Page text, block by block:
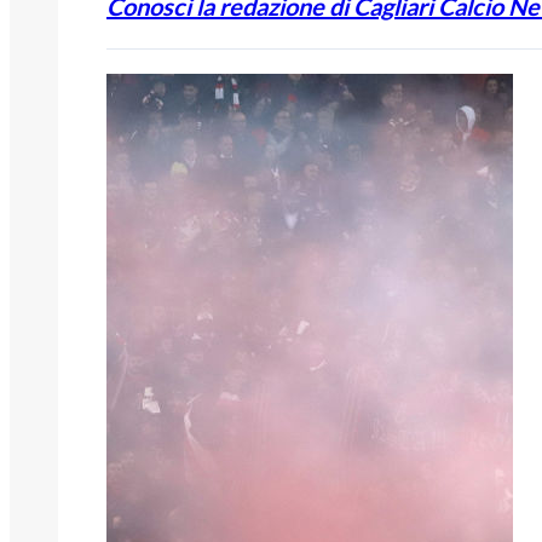
Conosci la redazione di Cagliari Calcio